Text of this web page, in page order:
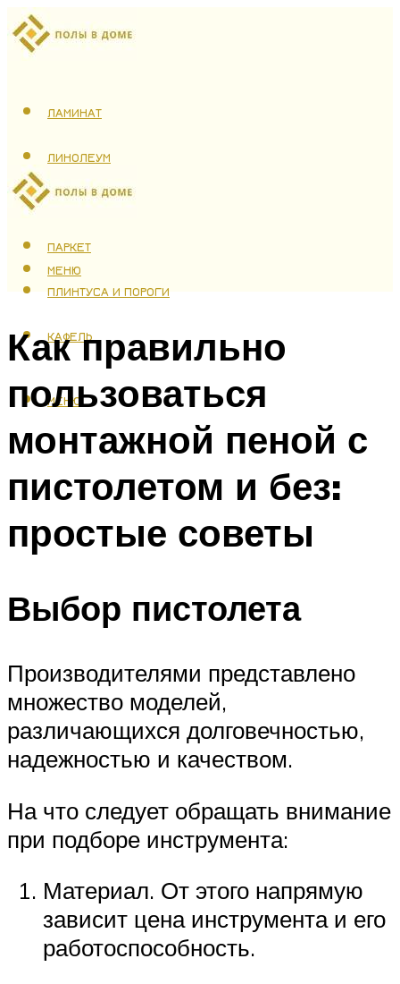
ЛАМИНАТ
ЛИНОЛЕУМ
ТЕПЛЫЙ ПОЛ
ПАРКЕТ
ПЛИНТУСА И ПОРОГИ
КАФЕЛЬ
МЕНЮ
МЕНЮ
Как правильно
пользоваться
монтажной пеной с
пистолетом и без:
простые советы
Выбор пистолета
Производителями представлено
множество моделей,
различающихся долговечностью,
надежностью и качеством.
На что следует обращать внимание
при подборе инструмента:
Материал. От этого напрямую
зависит цена инструмента и его
работоспособность.